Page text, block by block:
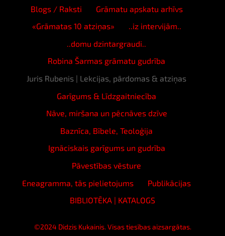
Blogs / Raksti
Grāmatu apskatu arhīvs
«Grāmatas 10 atziņas»
..iz intervijām..
..domu dzintargraudi..
Robina Šarmas grāmatu gudrība
Juris Rubenis | Lekcijas, pārdomas & atziņas
Garīgums & Līdzgaitniecība
Nāve, miršana un pēcnāves dzīve
Baznīca, Bībele, Teoloģija
Ignāciskais garīgums un gudrība
Pāvestības vēsture
Eneagramma, tās pielietojums
Publikācijas
BIBLIOTĒKA | KATALOGS
©2024 Didzis Kukainis. Visas tiesības aizsargātas.